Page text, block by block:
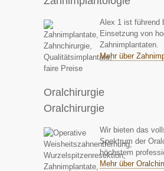
Alex 1 ist führend
Einsetzung von
Zahnimplantaten.
Mehr über
Oralchirurgie
Oralchirurgie
Wir bieten das
Spektrum der
höchstem
Mehr über